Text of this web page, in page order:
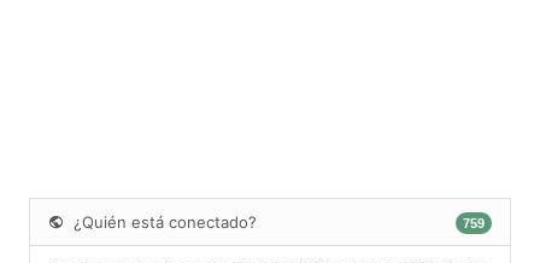
¿Quién está conectado? 759